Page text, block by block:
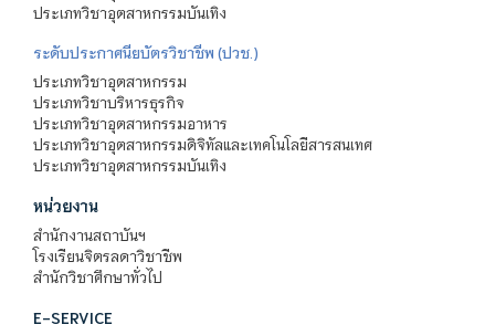
ประเภทวิชาอุตสาหกรรมบันเทิง
ระดับประกาศนียบัตรวิชาชีพ (ปวช.)
ประเภทวิชาอุตสาหกรรม
ประเภทวิชาบริหารธุรกิจ
ประเภทวิชาอุตสาหกรรมอาหาร
ประเภทวิชาอุตสาหกรรมดิจิทัลและเทคโนโลยีสารสนเทศ
ประเภทวิชาอุตสาหกรรมบันเทิง
หน่วยงาน
สำนักงานสถาบันฯ
โรงเรียนจิตรลดาวิชาชีพ
สำนักวิชาศึกษาทั่วไป
E-SERVICE